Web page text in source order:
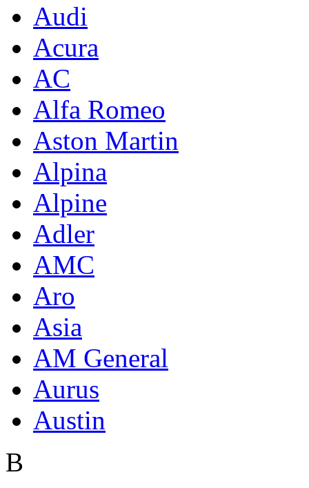
Audi
Acura
AC
Alfa Romeo
Aston Martin
Alpina
Alpine
Adler
AMC
Aro
Asia
AM General
Aurus
Austin
B